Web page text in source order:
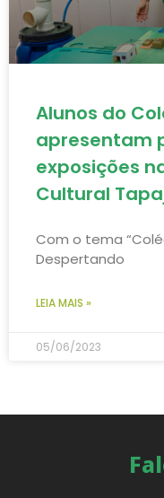
Alunos do
apresentam
exposições
Cultural
Com o tema
Despertando
LEIA MAIS »
05/06/2023